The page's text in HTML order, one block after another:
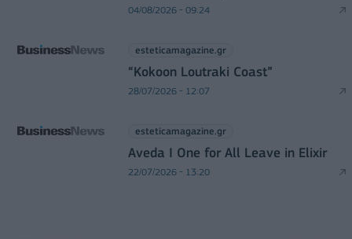
04/08/2026 - 09:24
esteticamagazine.gr
“Kokoon Loutraki Coast”
28/07/2026 - 12:07
esteticamagazine.gr
Aveda I One for All Leave in Elixir
22/07/2026 - 13:20